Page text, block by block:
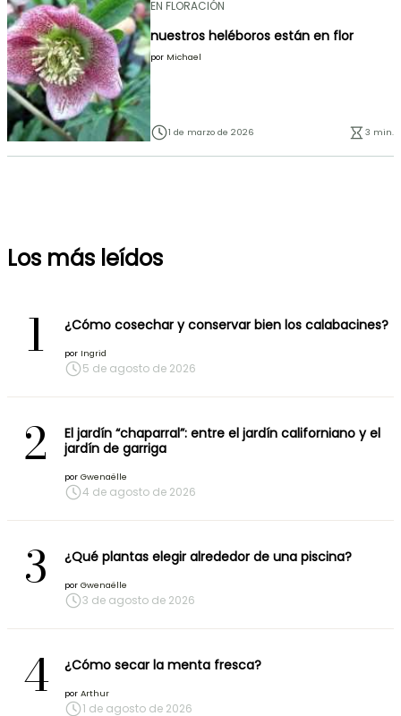
EN FLORACIÓN
nuestros heléboros están en flor
por Michael
1 de marzo de 2026 3 min.
Los más leídos
1 ¿Cómo cosechar y conservar bien los calabacines?
por Ingrid
5 de agosto de 2026
2
El jardín “chaparral”: entre el jardín californiano y el
jardín de garriga
por Gwenaëlle
4 de agosto de 2026
3 ¿Qué plantas elegir alrededor de una piscina?
por Gwenaëlle
3 de agosto de 2026
4 ¿Cómo secar la menta fresca?
por Arthur
1 de agosto de 2026